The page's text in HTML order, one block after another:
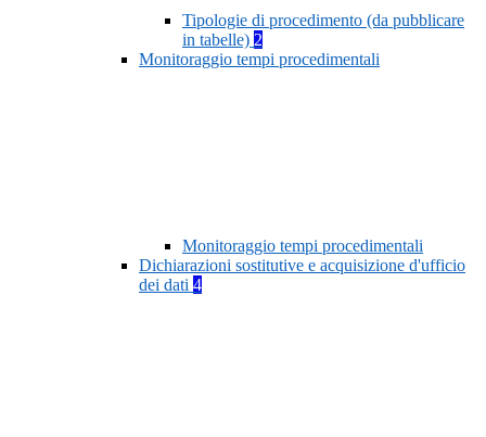
Tipologie di procedimento (da pubblicare
in tabelle) 2
Monitoraggio tempi procedimentali
Monitoraggio tempi procedimentali
Dichiarazioni sostitutive e acquisizione d'ufficio
dei dati 4